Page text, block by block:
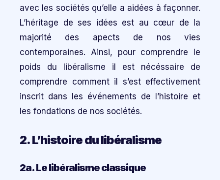
avec les sociétés qu’elle a aidées à façonner.
L’héritage de ses idées est au cœur de la
majorité des apects de nos vies
contemporaines. Ainsi, pour comprendre le
poids du libéralisme il est nécéssaire de
comprendre comment il s’est effectivement
inscrit dans les événements de l’histoire et
les fondations de nos sociétés.
2. L’histoire du libéralisme
2a. Le libéralisme classique